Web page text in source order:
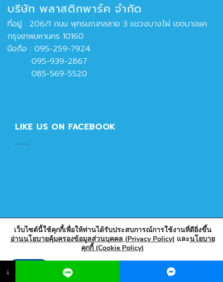
บริษัท พลาสติกพาร์ค จำกัด
ที่อยู่ : 206/1 ถนน พุทธมณฑลสาย 3 แขวงบางไผ่ เขตบางแค
กรุงเทพมหานคร 10160
มือถือ : 095-259-7924
095-939-2867
085-569-5520
LIKE US ON FACEBOOK
Copyright 2026 © Designed & Developed by PlasticPark
Store
เว็บไซต์นี้ใช้คุกกี้เพื่อให้ท่านได้รับประสบการณ์การใช้งานที่ดียิ่งขึ้น
อ่านนโยบายคุ้มครองข้อมูลส่วนบุคคล (Privacy Policy) และนโยบาย
คุกกี้ (Cookie Policy)
↓